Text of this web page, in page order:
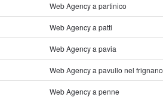
Web Agency a partinico
Web Agency a patti
Web Agency a pavia
Web Agency a pavullo nel frignano
Web Agency a penne